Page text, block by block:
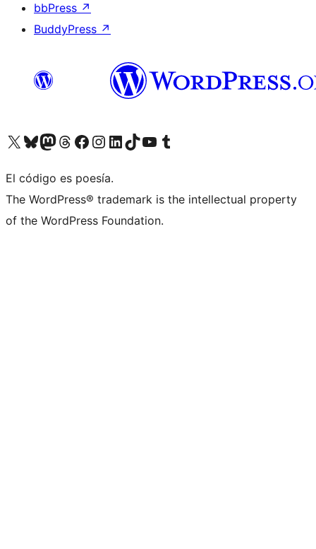
bbPress ↗
BuddyPress ↗
Visita nuestra cuenta de X (anteriormente Twitter)
Visita nuestra cuenta de Bluesky
Visita nuestra cuenta de Mastodon
Visita nuestra cuenta de Threads
Visita nuestra página de Facebook
Visita nuestra cuenta de Instagram
Visita nuestra cuenta de LinkedIn
Visita nuestra cuenta de TikTok
Visita nuestro canal de YouTube
Visita nuestra cuenta de Tumblr
El código es poesía.
The WordPress® trademark is the intellectual property
of the WordPress Foundation.